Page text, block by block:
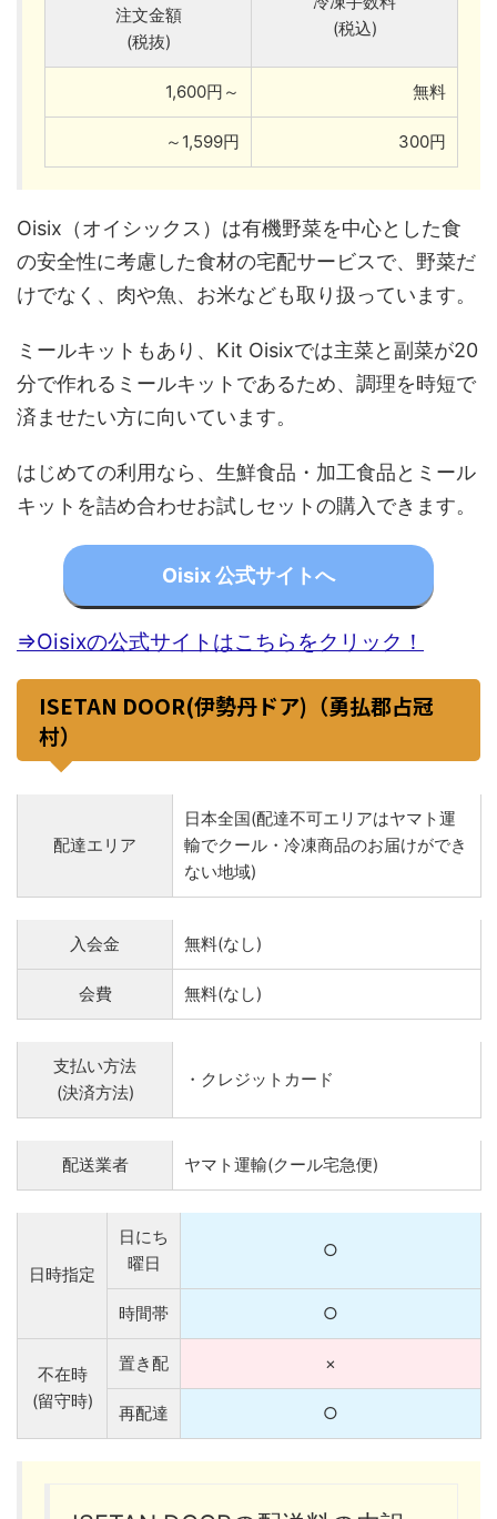
注文金額
(税抜)
(税込)
1,600円～ 無料
～1,599円 300円
Oisix（オイシックス）は有機野菜を中心とした食
の安全性に考慮した食材の宅配サービスで、野菜だ
けでなく、肉や魚、お米なども取り扱っています。
ミールキットもあり、Kit Oisixでは主菜と副菜が20
分で作れるミールキットであるため、調理を時短で
済ませたい方に向いています。
はじめての利用なら、生鮮食品・加工食品とミール
キットを詰め合わせお試しセットの購入できます。
Oisix 公式サイトへ
⇒Oisixの公式サイトはこちらをクリック！
ISETAN DOOR(伊勢丹ドア)（勇払郡占冠
村）
配達エリア
日本全国(配達不可エリアはヤマト運
輸でクール・冷凍商品のお届けができ
ない地域)
入会金 無料(なし)
会費 無料(なし)
支払い方法
(決済方法)
・クレジットカード
配送業者 ヤマト運輸(クール宅急便)
日時指定
日にち
曜日
○
時間帯 ○
不在時
(留守時)
置き配 ×
再配達 ○